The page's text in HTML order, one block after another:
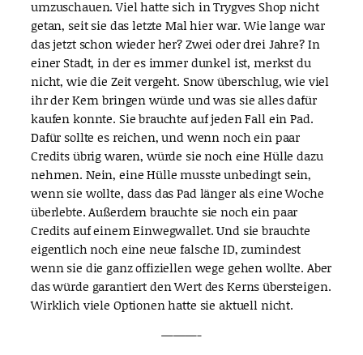
umzuschauen. Viel hatte sich in Trygves Shop nicht
getan, seit sie das letzte Mal hier war. Wie lange war
das jetzt schon wieder her? Zwei oder drei Jahre? In
einer Stadt, in der es immer dunkel ist, merkst du
nicht, wie die Zeit vergeht. Snow überschlug, wie viel
ihr der Kern bringen würde und was sie alles dafür
kaufen konnte. Sie brauchte auf jeden Fall ein Pad.
Dafür sollte es reichen, und wenn noch ein paar
Credits übrig waren, würde sie noch eine Hülle dazu
nehmen. Nein, eine Hülle musste unbedingt sein,
wenn sie wollte, dass das Pad länger als eine Woche
überlebte. Außerdem brauchte sie noch ein paar
Credits auf einem Einwegwallet. Und sie brauchte
eigentlich noch eine neue falsche ID, zumindest
wenn sie die ganz offiziellen wege gehen wollte. Aber
das würde garantiert den Wert des Kerns übersteigen.
Wirklich viele Optionen hatte sie aktuell nicht.
———-